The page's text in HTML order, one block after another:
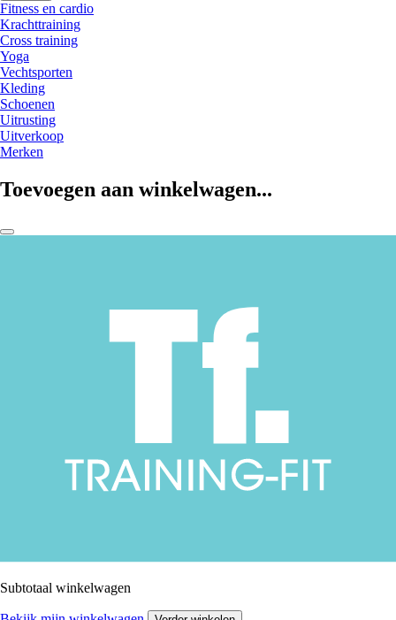
Fitness en cardio
Krachttraining
Cross training
Yoga
Vechtsporten
Kleding
Schoenen
Uitrusting
Uitverkoop
Merken
Toevoegen aan winkelwagen...
Subtotaal winkelwagen